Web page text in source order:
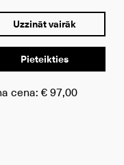
Uzzināt vairāk
Pieteikties
cena: € 97,00